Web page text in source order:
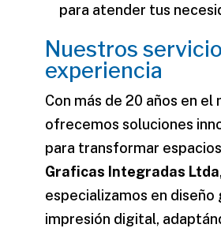
para atender tus
Nuestros
experiencia
Con más de 20 años en el
ofrecemos soluciones
para transformar
Graficas Integradas Ltda
especializamos en diseño
impresión digital,